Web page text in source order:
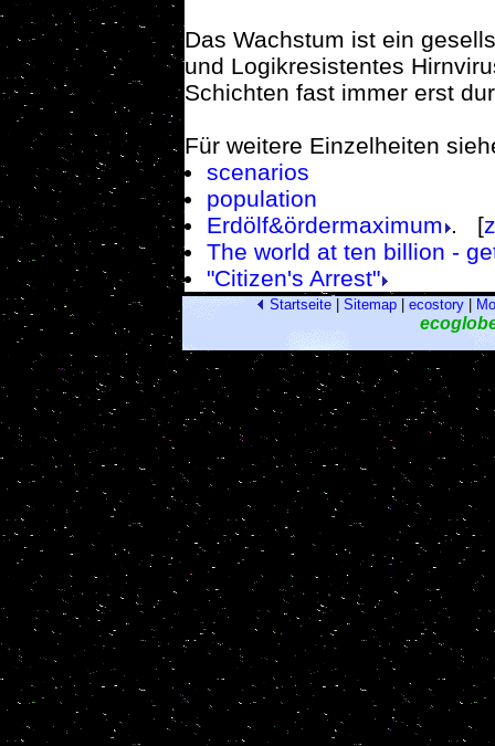
Das Wachstum ist ein
und Logikresistentes
Schichten fast immer erst
Für weitere Einzelheiten
scenarios
population
Erdölf&ördermaximum . [
The world at ten billion -
"Citizen's Arrest"
Startseite Sitemap ecostory